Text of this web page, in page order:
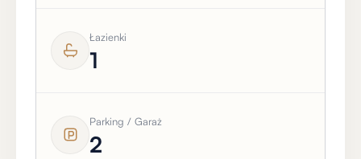
Łazienki
1
Parking / Garaż
2